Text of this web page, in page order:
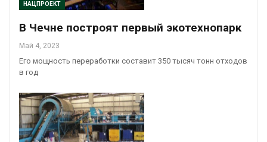
НАЦПРОЕКТ
В Чечне построят первый экотехнопарк
Май 4, 2023
Его мощность переработки составит 350 тысяч тонн отходов
в год